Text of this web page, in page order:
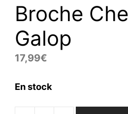
Broche
Galop
17,99€
En stock